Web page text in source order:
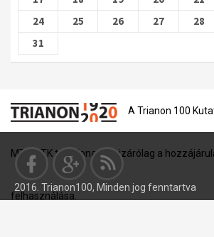
24
25 26 27 28
31
A Trianon 100
MTA BTK tulajdona, és kizárólag a
felhasználása.
2016. Trianon100, Minden jog fenntartva